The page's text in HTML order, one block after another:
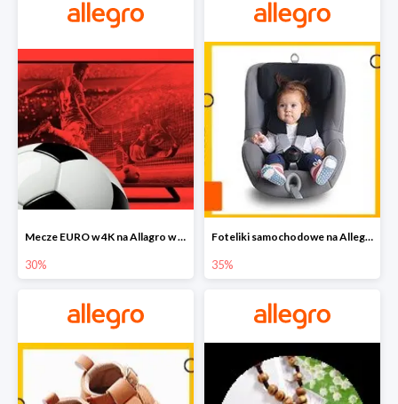
Mecze EURO w 4K na Allagro w super cenach
30%
Foteliki samochodowe na Allegro w super cenach
35%